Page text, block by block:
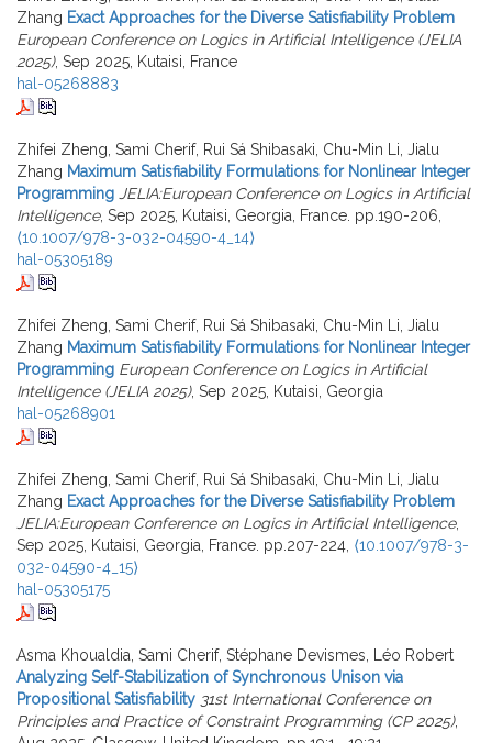
Zhang Exact Approaches for the Diverse Satisfiability Problem
European Conference on Logics in Artificial Intelligence (JELIA
2025), Sep 2025, Kutaisi, France
hal-05268883
Zhifei Zheng, Sami Cherif, Rui Sá Shibasaki, Chu-Min Li, Jialu
Zhang Maximum Satisfiability Formulations for Nonlinear Integer
Programming JELIA:European Conference on Logics in Artificial
Intelligence, Sep 2025, Kutaisi, Georgia, France. pp.190-206,
⟨10.1007/978-3-032-04590-4_14⟩
hal-05305189
Zhifei Zheng, Sami Cherif, Rui Sá Shibasaki, Chu-Min Li, Jialu
Zhang Maximum Satisfiability Formulations for Nonlinear Integer
Programming European Conference on Logics in Artificial
Intelligence (JELIA 2025), Sep 2025, Kutaisi, Georgia
hal-05268901
Zhifei Zheng, Sami Cherif, Rui Sá Shibasaki, Chu-Min Li, Jialu
Zhang Exact Approaches for the Diverse Satisfiability Problem
JELIA:European Conference on Logics in Artificial Intelligence,
Sep 2025, Kutaisi, Georgia, France. pp.207-224, ⟨10.1007/978-3-
032-04590-4_15⟩
hal-05305175
Asma Khoualdia, Sami Cherif, Stéphane Devismes, Léo Robert
Analyzing Self-Stabilization of Synchronous Unison via
Propositional Satisfiability 31st International Conference on
Principles and Practice of Constraint Programming (CP 2025),